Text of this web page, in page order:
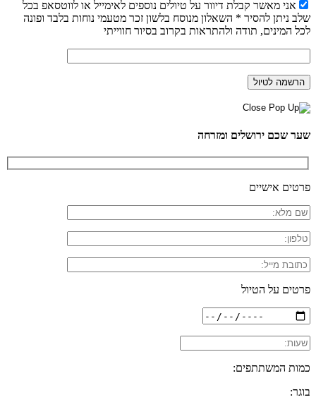
אני מאשר קבלת דיוור על טיולים נוספים לאימייל או לווטסאפ בכל
שלב ניתן להסיר * השאלון מנוסח בלשון זכר מטעמי נוחות בלבד ופונה
לכל המינים, תודה ולהתראות בקרוב בסיור חווייתי
שער שכם ירושלים ומזרחה
פרטים אישיים
פרטים על הטיול
כמות המשתתפים:
בוגר: